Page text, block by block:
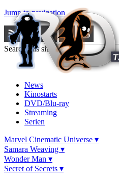
Jump to navigation
Search this site
News
Kinostarts
DVD/Blu-ray
Streaming
Serien
Marvel Cinematic Universe ▾
Samara Weaving ▾
Wonder Man ▾
Secret of Secrets ▾